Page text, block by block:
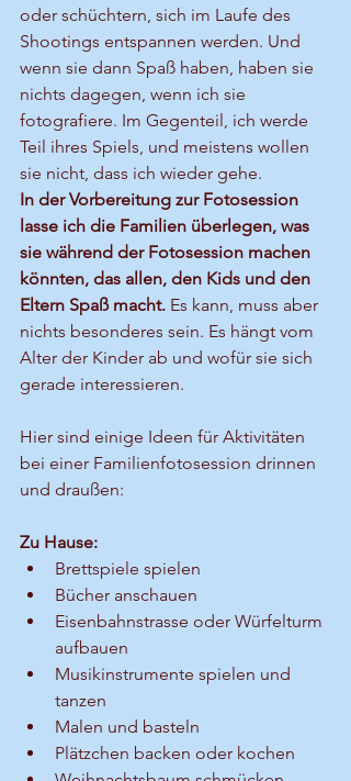
oder schüchtern, sich im Laufe des
Shootings entspannen werden. Und
wenn sie dann Spaß haben, haben sie
nichts dagegen, wenn ich sie
fotografiere. Im Gegenteil, ich werde
Teil ihres Spiels, und meistens wollen
sie nicht, dass ich wieder gehe.
In der Vorbereitung zur Fotosession
lasse ich die Familien überlegen, was
sie während der Fotosession machen
könnten, das allen, den Kids und den
Eltern Spaß macht. Es kann, muss aber
nichts besonderes sein. Es hängt vom
Alter der Kinder ab und wofür sie sich
gerade interessieren.
Hier sind einige Ideen für Aktivitäten
bei einer Familienfotosession drinnen
und draußen:
Zu Hause:
Brettspiele spielen
Bücher anschauen
Eisenbahnstrasse oder Würfelturm
aufbauen
Musikinstrumente spielen und
tanzen
Malen und basteln
Plätzchen backen oder kochen